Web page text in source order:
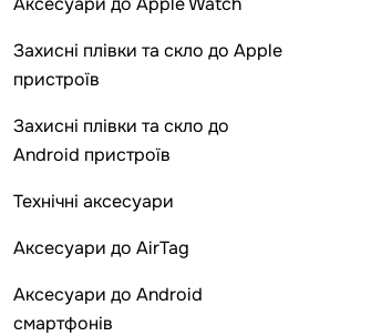
Захисні плівки та скло до Apple
пристроїв
Захисні плівки та скло до
Android пристроїв
Технічні аксесуари
Аксесуари до AirTag
Аксесуари до Android
смартфонів